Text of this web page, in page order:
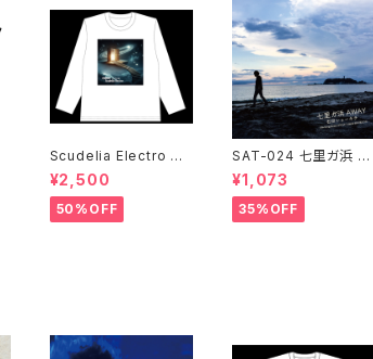
Scudelia Electro 時
間の扉Tシャツ・長袖・
ホワイト
¥2,500
50%OFF
SAT-024 七里ガ浜 A
WAY / 石田ショーキチ
¥1,073
35%OFF